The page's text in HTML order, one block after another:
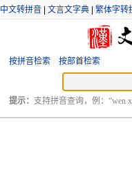
中文转拼音 文言文字典 繁体字转
按拼音检索 按部首检索
提示： 支持拼音查询，例：“wen